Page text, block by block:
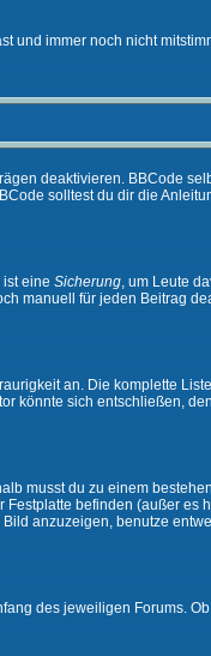
und immer noch nicht
deaktivieren. BBCode
solltest du dir die
eine Sicherung, um Leute
manuell für jeden Beitrag
an. Die komplette
könnte sich entschließen,
musst du zu einem
befinden (außer es
anzuzeigen, benutze
des jeweiligen Forums.